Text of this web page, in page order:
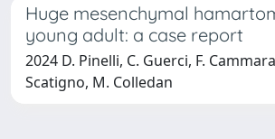
Huge mesenchymal
young adult: a case report
2024 D. Pinelli, C. Guerci, F.
Scatigno, M. Colledan